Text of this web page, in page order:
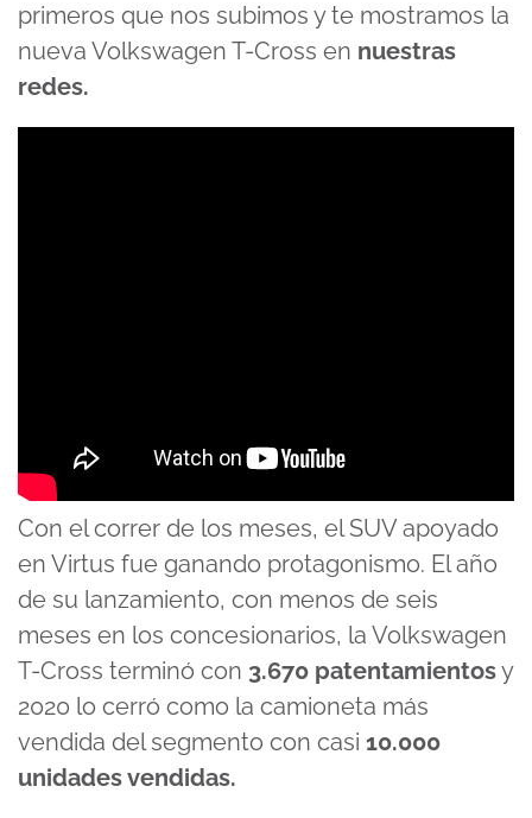
primeros que nos subimos y te mostramos la
nueva Volkswagen T-Cross en nuestras
redes.
Con el correr de los meses, el SUV apoyado
en Virtus fue ganando protagonismo. El año
de su lanzamiento, con menos de seis
meses en los concesionarios, la Volkswagen
T-Cross terminó con 3.670 patentamientosy
2020 lo cerró como la camioneta más
vendida del segmento con casi 10.000
unidades vendidas.